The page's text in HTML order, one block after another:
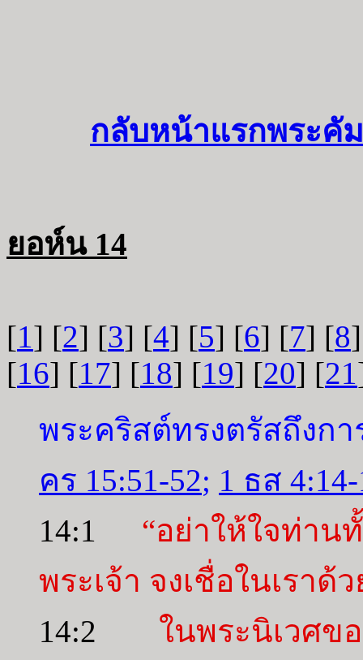
กลับหน้าแรกพระคั
ยอห์น 14
[1] [2] [3] [4] [5] [6] [7] [8
[16] [17] [18] [19] [20] [21
พระคริสต์ทรงตรัสถึงก
คร 15:51-52; 1 ธส
14:1 “อย่าให้ใจท่า
พระเจ้า จงเชื่อในเราด้ว
14:2 ในพระนิเวศข